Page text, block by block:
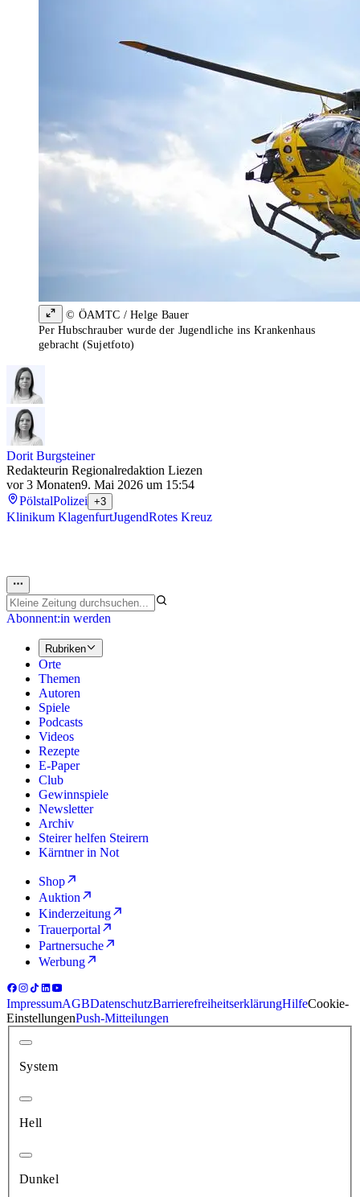
© ÖAMTC / Helge Bauer
Per Hubschrauber wurde der Jugendliche ins Krankenhaus
gebracht (Sujetfoto)
Dorit Burgsteiner
Redakteurin Regionalredaktion Liezen
vor 3 Monaten9. Mai 2026 um 15:54
PölstalPolizei +3
Klinikum KlagenfurtJugendRotes Kreuz
Abonnent:in werden
Rubriken
Orte
Themen
Autoren
Spiele
Podcasts
Videos
Rezepte
E-Paper
Club
Gewinnspiele
Newsletter
Archiv
Steirer helfen Steirern
Kärntner in Not
Shop
Auktion
Kinderzeitung
Trauerportal
Partnersuche
Werbung
ImpressumAGBDatenschutzBarrierefreiheitserklärungHilfeCookie-
EinstellungenPush-Mitteilungen
System
Hell
Dunkel